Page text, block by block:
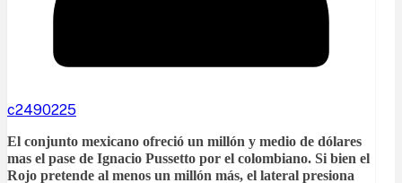
c2490225
El conjunto mexicano ofreció un millón y medio de dólares
mas el pase de Ignacio Pussetto por el colombiano. Si bien el
Rojo pretende al menos un millón más, el lateral presiona